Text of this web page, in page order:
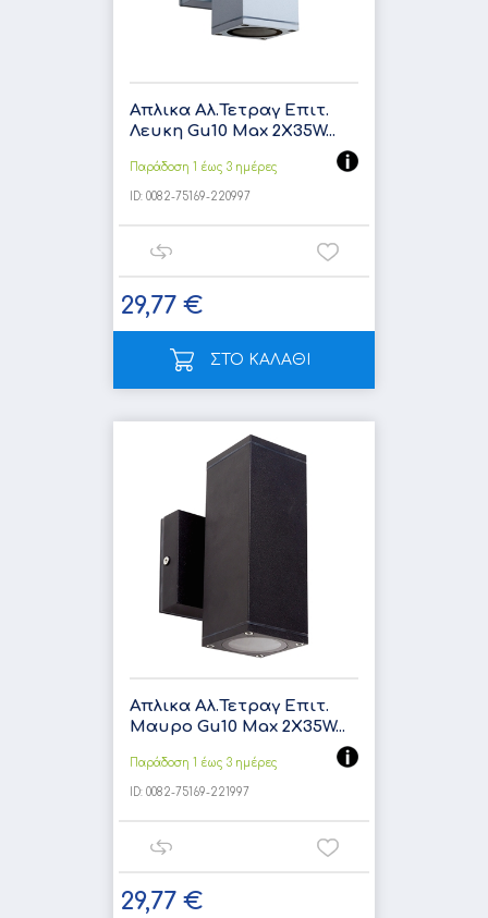
Απλικα Αλ.Τετραγ Επιτ.
Λευκη Gu10 Max 2X35W...
Παράδοση 1 έως 3 ημέρες
ID: 0082-75169-220997
29,77 €
ΣΤΟ ΚΑΛΑΘΙ
Απλικα Αλ.Τετραγ Επιτ.
Μαυρο Gu10 Max 2X35W...
Παράδοση 1 έως 3 ημέρες
ID: 0082-75169-221997
29,77 €